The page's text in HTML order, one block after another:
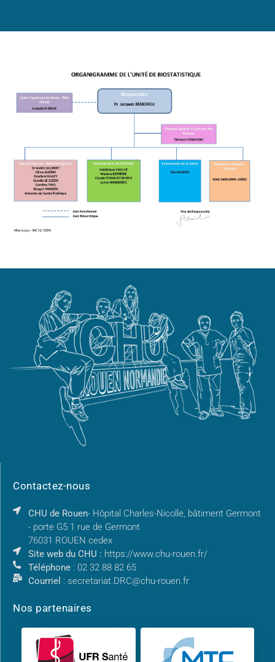
Contactez-nous
CHU de Rouen- Hôpital Charles-Nicolle, bâtiment Germont
- porte G5 1 rue de Germont
76031 ROUEN cedex
Site web du CHU : https://www.chu-rouen.fr/
Téléphone : 02 32 88 82 65
Courriel : secretariat.DRC@chu-rouen.fr
Nos partenaires